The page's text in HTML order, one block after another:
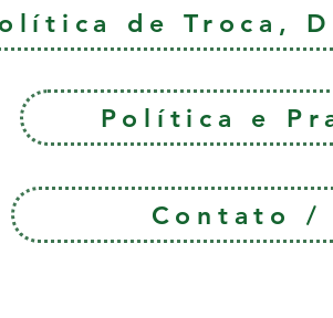
de Troca,
Política e
Contato /